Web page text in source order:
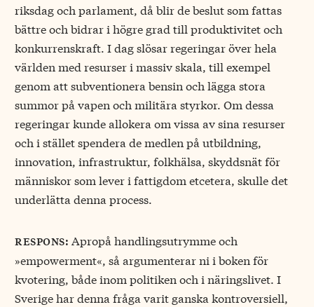
riksdag och parlament, då blir de beslut som fattas
bättre och bidrar i högre grad till produktivitet och
konkurrenskraft. I dag slösar regeringar över hela
världen med resurser i massiv skala, till exempel
genom att subventionera bensin och lägga stora
summor på vapen och militära styrkor. Om dessa
regeringar kunde allokera om vissa av sina resurser
och i stället spendera de medlen på utbildning,
innovation, infrastruktur, folkhälsa, skyddsnät för
människor som lever i fattigdom etcetera, skulle det
underlätta denna process.
respons: Apropå handlingsutrymme och
»empowerment«, så argumenterar ni i boken för
kvotering, både inom politiken och i näringslivet. I
Sverige har denna fråga varit ganska kontroversiell,